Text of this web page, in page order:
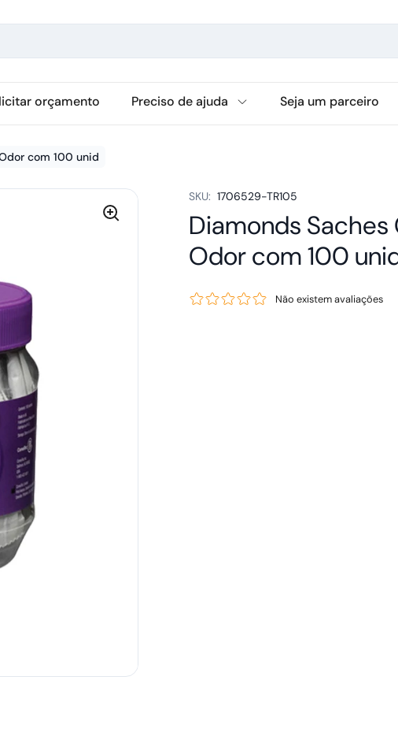
orçamento Preciso de ajuda Seja um parceiro
com 100 unid
SKU: 1706529-TR105
Diamonds
Odor com 100
Não existem avaliações